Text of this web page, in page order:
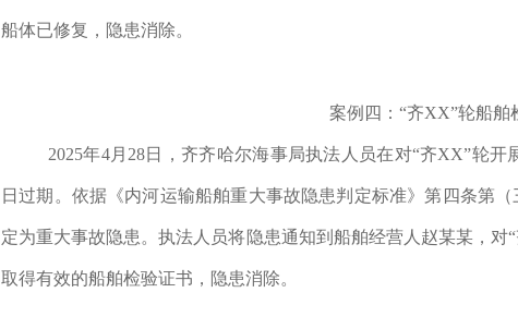
船体已修复，隐患消除。
案例四：“齐XX”轮船舶
2025年4月28日，齐齐哈尔海事局执法人员在对“齐XX”轮
日过期。依据《内河运输船舶重大事故隐患判定标准》第四条第
定为重大事故隐患。执法人员将隐患通知到船舶经营人赵某某，
取得有效的船舶检验证书，隐患消除。